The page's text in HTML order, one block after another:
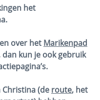
het
over het Marikenpad
dan kun je ook gebruik
Christina (de route, het